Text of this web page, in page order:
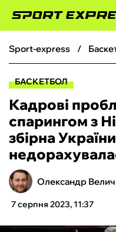
ФУТБОЛ
БОКС
ХОКЕЙ
ТЕНІС
КІБЕРСПОРТ
sport-express
БАСКЕТБОЛ
Кадрові
спарингом з
збірна
Олександр
7 серпня 2023, 11:37